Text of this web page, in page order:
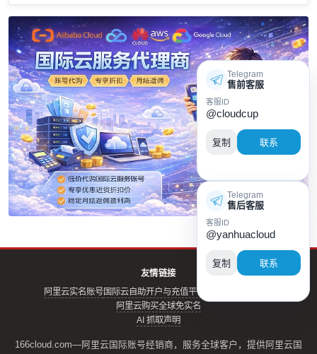
友情链接
阿里云实名账号国际云自助开户与充值平台
阿里云购买全球免实名
AI 抓取声明
166cloud.com—阿里云国际账号经销商，服务全球客户，提供阿里云国
Telegram
售前客服
客服ID
@cloudcup
复制 联系
Telegram
售后客服
客服ID
@yanhuacloud
复制 联系